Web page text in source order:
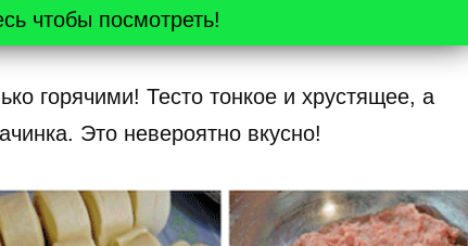
чтобы посмотреть!
горячими! Тесто тонкое и хрустящее, а
Это невероятно вкусно!